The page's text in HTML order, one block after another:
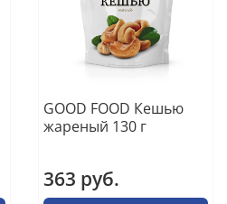
GOOD FOOD Кешью
жареный 130 г
363 руб.